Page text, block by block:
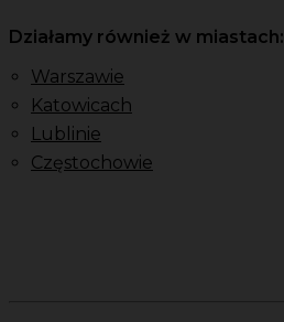
Działamy również w miastach:
Warszawie
Katowicach
Lublinie
Częstochowie